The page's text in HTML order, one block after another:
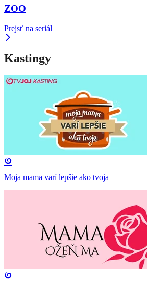
ZOO
Prejsť na seriál
Kastingy
Moja mama varí lepšie ako tvoja